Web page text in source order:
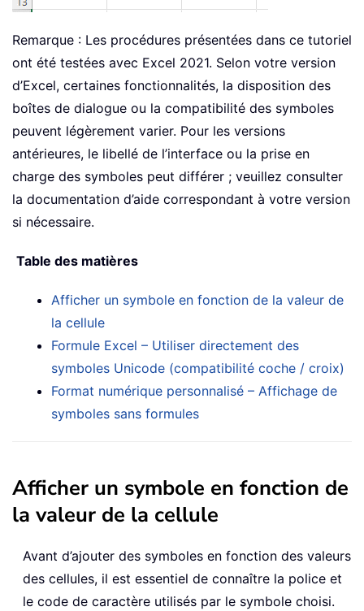
Remarque : Les procédures présentées dans ce tutoriel
ont été testées avec Excel 2021. Selon votre version
d’Excel, certaines fonctionnalités, la disposition des
boîtes de dialogue ou la compatibilité des symboles
peuvent légèrement varier. Pour les versions
antérieures, le libellé de l’interface ou la prise en
charge des symboles peut différer ; veuillez consulter
la documentation d’aide correspondant à votre version
si nécessaire.
Table des matières
Afficher un symbole en fonction de la valeur de
la cellule
Formule Excel – Utiliser directement des
symboles Unicode (compatibilité coche / croix)
Format numérique personnalisé – Affichage de
symboles sans formules
Afficher un symbole en fonction de
la valeur de la cellule
Avant d’ajouter des symboles en fonction des valeurs
des cellules, il est essentiel de connaître la police et
le code de caractère utilisés par le symbole choisi.